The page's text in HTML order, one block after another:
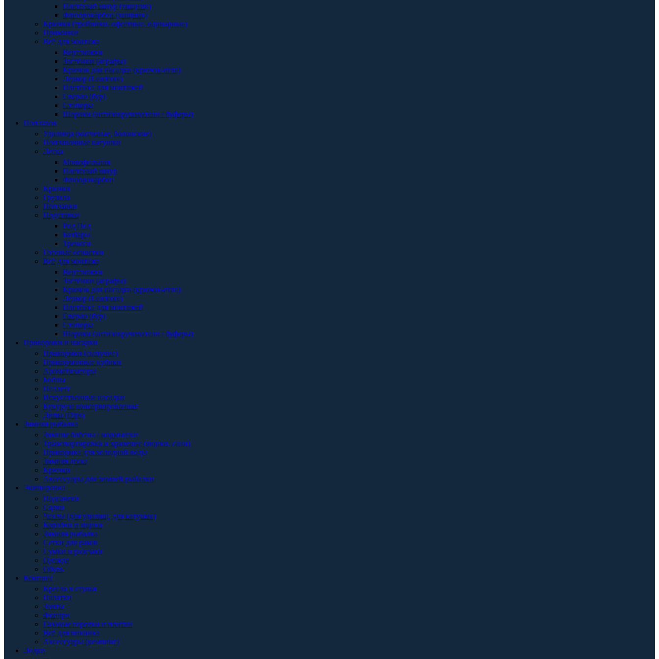
Плетёный шнур (хищник)
Флюорокарбон (хищник)
Крючки (тройники, офсетные, одинарные)
Приманки
Всё для монтажа
Вертлюжки
Застёжки (аграфы)
Крючок для насадки (крючок-игла)
Ледкор (Leadcore)
Плетёнка для монтажей
Сверло (бур)
Стопоры
Шарики (антизакручиватели / буферы)
Поплавок
Удилища (матчевые, болонские)
Поплавочные катушки
Леска
Монофильная
Плетёный шнур
Флюорокарбон
Крючки
Грузила
Поплавки
Подставки
Род Под
Базбары
Треноги
Готовые оснастки
Всё для монтажа
Вертлюжки
Застёжки (аграфы)
Крючок для насадки (крючок-игла)
Ледкор (Leadcore)
Плетёнка для монтажей
Сверло (бур)
Стопоры
Шарики (антизакручиватели / буферы)
Прикормки и насадки
Прикормки (сыпучие)
Прикормочные кубики
Ароматизаторы
Бойлы
Пеллетс
Искусственные насадки
Кукуруза консервированная
Дипы (Dips)
Зимняя рыбалка
Зимние блёсны / мормышки
Транспортировка и хранение (ящики, сани)
Прикормка для холодной воды
Зимняя леска
Крючки
Аксессуары для зимней рыбалки
Экипировка
Подсачеки
Садки
Чехлы (для удилищ, для катушек)
Коробки и ящики
Зимняя рыбалка
Сетки для раков
Сумки и рюкзаки
Одежда
Обувь
Кемпинг
Кресла и стулья
Палатки
Зонты
Фонари
Газовые горелки и плитки
Всё для пикника
Аксессуары (кемпинг)
Лодки